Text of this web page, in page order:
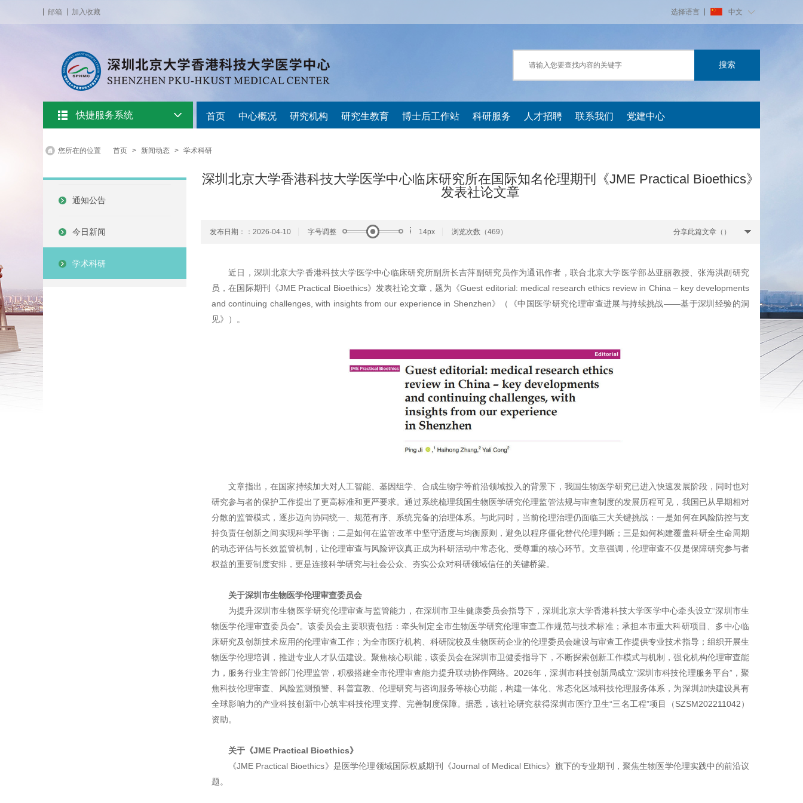
邮箱 加入收藏 选择语言 中文
快捷服务系统 首页 中心概况 研究机构 研究生教育 博士后工作站 科研服务 人才招聘 联系我们 党建中心
您所在的位置 首页 > 新闻动态 > 学术科研
通知公告
今日新闻
学术科研
深圳北京大学香港科技大学医学中心临床研究所在国际知名伦理期刊《JME Practical Bioethics》
发表社论文章
发布日期：：2026-04-10 字号调整 14px 浏览次数（469） 分享此篇文章（ ）
近日，深圳北京大学香港科技大学医学中心临床研究所副所长吉萍副研究员作为通讯作者，联合北京大学医学部丛亚丽教授、张海洪副研究
员，在国际期刊《JME Practical Bioethics》发表社论文章，题为《Guest editorial: medical research ethics review in China – key developments
and continuing challenges, with insights from our experience in Shenzhen》（《中国医学研究伦理审查进展与持续挑战——基于深圳经验的洞
见》）。
文章指出，在国家持续加大对人工智能、基因组学、合成生物学等前沿领域投入的背景下，我国生物医学研究已进入快速发展阶段，同时也对
研究参与者的保护工作提出了更高标准和更严要求。通过系统梳理我国生物医学研究伦理监管法规与审查制度的发展历程可见，我国已从早期相对
分散的监管模式，逐步迈向协同统一、规范有序、系统完备的治理体系。与此同时，当前伦理治理仍面临三大关键挑战：一是如何在风险防控与支
持负责任创新之间实现科学平衡；二是如何在监管改革中坚守适度与均衡原则，避免以程序僵化替代伦理判断；三是如何构建覆盖科研全生命周期
的动态评估与长效监管机制，让伦理审查与风险评议真正成为科研活动中常态化、受尊重的核心环节。文章强调，伦理审查不仅是保障研究参与者
权益的重要制度安排，更是连接科学研究与社会公众、夯实公众对科研领域信任的关键桥梁。
关于深圳市生物医学伦理审查委员会
为提升深圳市生物医学研究伦理审查与监管能力，在深圳市卫生健康委员会指导下，深圳北京大学香港科技大学医学中心牵头设立“深圳市生
物医学伦理审查委员会”。该委员会主要职责包括：牵头制定全市生物医学研究伦理审查工作规范与技术标准；承担本市重大科研项目、多中心临
床研究及创新技术应用的伦理审查工作；为全市医疗机构、科研院校及生物医药企业的伦理委员会建设与审查工作提供专业技术指导；组织开展生
物医学伦理培训，推进专业人才队伍建设。聚焦核心职能，该委员会在深圳市卫健委指导下，不断探索创新工作模式与机制，强化机构伦理审查能
力，服务行业主管部门伦理监管，积极搭建全市伦理审查能力提升联动协作网络。2026年，深圳市科技创新局成立“深圳市科技伦理服务平台”，聚
焦科技伦理审查、风险监测预警、科普宣教、伦理研究与咨询服务等核心功能，构建一体化、常态化区域科技伦理服务体系，为深圳加快建设具有
全球影响力的产业科技创新中心筑牢科技伦理支撑、完善制度保障。据悉，该社论研究获得深圳市医疗卫生“三名工程”项目（SZSM202211042）
资助。
关于《JME Practical Bioethics》
《JME Practical Bioethics》是医学伦理领域国际权威期刊《Journal of Medical Ethics》旗下的专业期刊，聚焦生物医学伦理实践中的前沿议
题。